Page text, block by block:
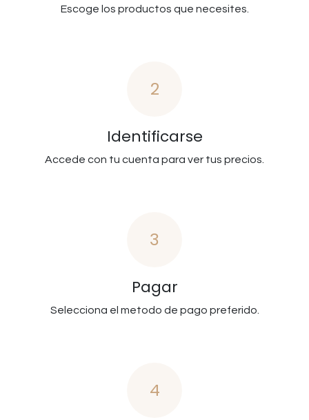
Escoge los productos que necesites.
2
Identificarse
Accede con tu cuenta para ver tus precios.
3
Pagar
Selecciona el metodo de pago preferido.
4